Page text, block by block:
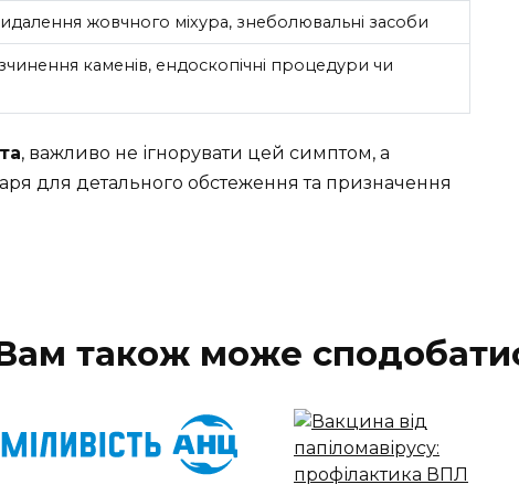
жовчного міхура, знеболювальні засоби
каменів, ендоскопічні процедури чи
, важливо не ігнорувати цей симптом, а
для детального обстеження та призначення
також може